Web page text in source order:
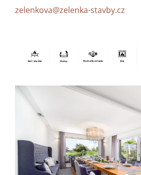
zelenkova@zelenka-stavby.cz